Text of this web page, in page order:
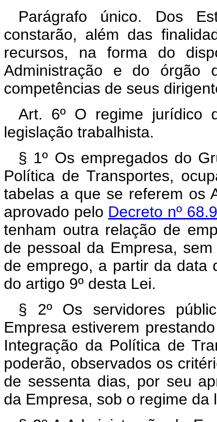
Parágrafo único. Dos
constarão, além das
recursos, na forma do
Administração e do órgão
competências de seus
Art. 6º O regime jurídico
legislação trabalhista.
§ 1º Os empregados do
Política de Transportes,
tabelas a que se referem os
aprovado pelo Decreto nº
tenham outra relação de
de pessoal da Empresa,
de emprego, a partir da data
do artigo 9º desta Lei.
§ 2º Os servidores
Empresa estiverem
Integração da Política de
poderão, observados os
de sessenta dias, por seu
da Empresa, sob o regime da